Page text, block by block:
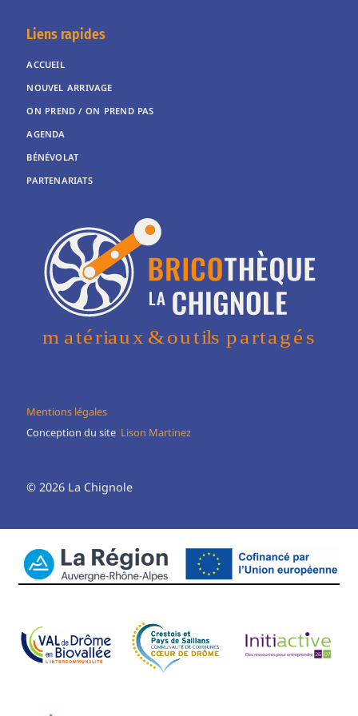
Mentions légales
Conception du site Lison Martinez
© 2026 La Chignole
Liens rapides
ACCUEIL
NOUVEL ARRIVAGE
ON PREND / ON PREND PAS
AGENDA
BÉNÉVOLAT
PARTENARIATS